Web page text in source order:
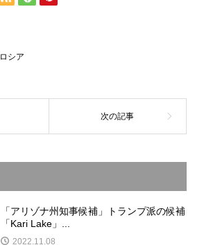
ロシア
「アリゾナ州知事候補」トランプ派の候補
「Kari Lake」...
2022.11.08